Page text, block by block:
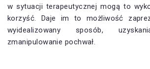
w sytuacji terapeutycznej mogą to
korzyść. Daje im to możliwość
wyidealizowany sposób,
zmanipulowanie pochwał.